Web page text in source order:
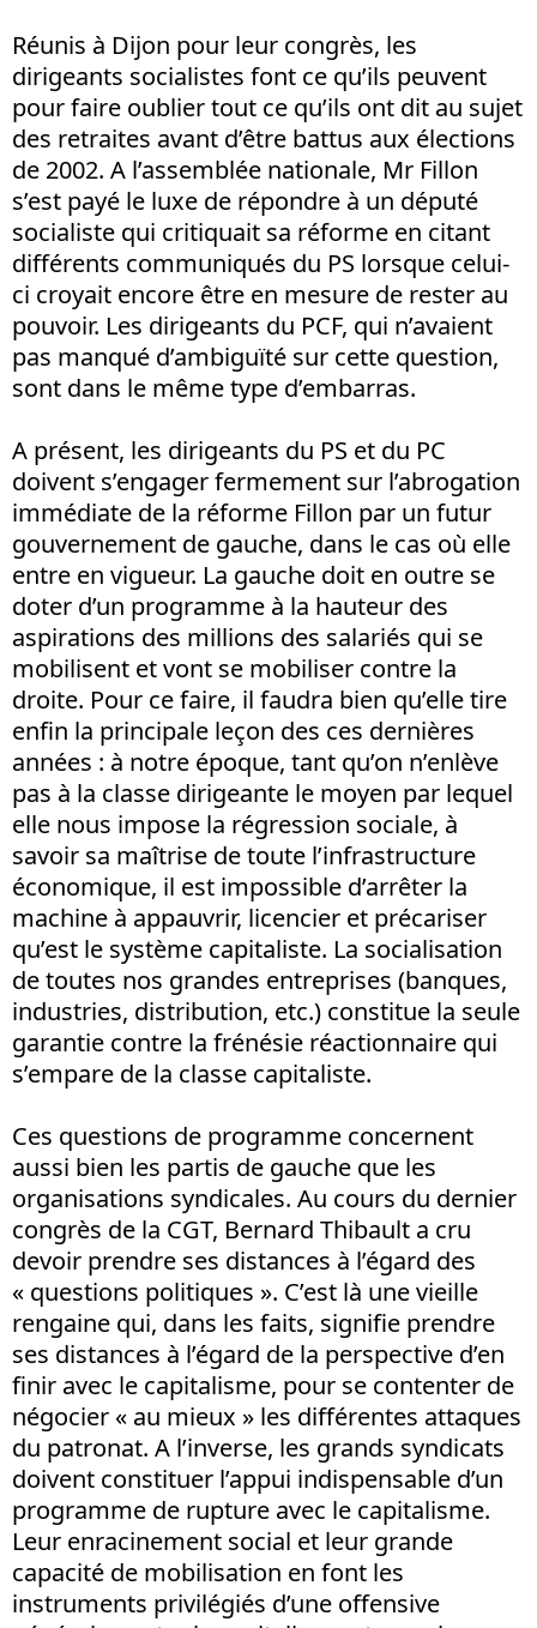
Réunis à Dijon pour leur congrès, les
dirigeants socialistes font ce qu’ils peuvent
pour faire oublier tout ce qu’ils ont dit au sujet
des retraites avant d’être battus aux élections
de 2002. A l’assemblée nationale, Mr Fillon
s’est payé le luxe de répondre à un député
socialiste qui critiquait sa réforme en citant
différents communiqués du PS lorsque celui-
ci croyait encore être en mesure de rester au
pouvoir. Les dirigeants du PCF, qui n’avaient
pas manqué d’ambiguïté sur cette question,
sont dans le même type d’embarras.
A présent, les dirigeants du PS et du PC
doivent s’engager fermement sur l’abrogation
immédiate de la réforme Fillon par un futur
gouvernement de gauche, dans le cas où elle
entre en vigueur. La gauche doit en outre se
doter d’un programme à la hauteur des
aspirations des millions des salariés qui se
mobilisent et vont se mobiliser contre la
droite. Pour ce faire, il faudra bien qu’elle tire
enfin la principale leçon des ces dernières
années : à notre époque, tant qu’on n’enlève
pas à la classe dirigeante le moyen par lequel
elle nous impose la régression sociale, à
savoir sa maîtrise de toute l’infrastructure
économique, il est impossible d’arrêter la
machine à appauvrir, licencier et précariser
qu’est le système capitaliste. La socialisation
de toutes nos grandes entreprises (banques,
industries, distribution, etc.) constitue la seule
garantie contre la frénésie réactionnaire qui
s’empare de la classe capitaliste.
Ces questions de programme concernent
aussi bien les partis de gauche que les
organisations syndicales. Au cours du dernier
congrès de la CGT, Bernard Thibault a cru
devoir prendre ses distances à l’égard des
« questions politiques ». C’est là une vieille
rengaine qui, dans les faits, signifie prendre
ses distances à l’égard de la perspective d’en
finir avec le capitalisme, pour se contenter de
négocier « au mieux » les différentes attaques
du patronat. A l’inverse, les grands syndicats
doivent constituer l’appui indispensable d’un
programme de rupture avec le capitalisme.
Leur enracinement social et leur grande
capacité de mobilisation en font les
instruments privilégiés d’une offensive